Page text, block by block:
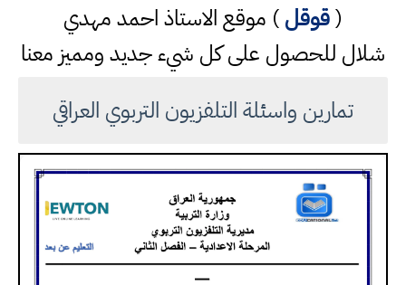
(قوقل) موقع الاستاذ احمد مهدي
شلال للحصول على كل شيء جديد ومميز معنا
تمارين واسئلة التلفزيون التربوي العراقي